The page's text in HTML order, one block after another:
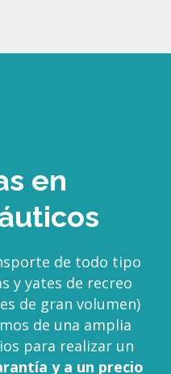
en
de todo tipo
y yates de recreo
de gran volumen)
de una amplia
para realizar un
y a un precio